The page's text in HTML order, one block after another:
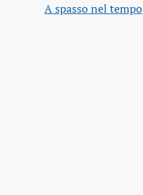
A spasso nel tempo